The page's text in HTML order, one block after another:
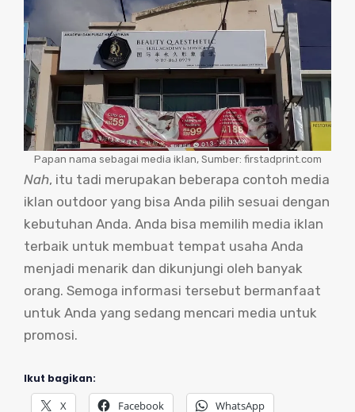
Papan nama sebagai media iklan, Sumber: firstadprint.com
Nah, itu tadi merupakan beberapa contoh media
iklan outdoor yang bisa Anda pilih sesuai dengan
kebutuhan Anda. Anda bisa memilih media iklan
terbaik untuk membuat tempat usaha Anda
menjadi menarik dan dikunjungi oleh banyak
orang. Semoga informasi tersebut bermanfaat
untuk Anda yang sedang mencari media untuk
promosi.
Ikut bagikan:
X Facebook WhatsApp